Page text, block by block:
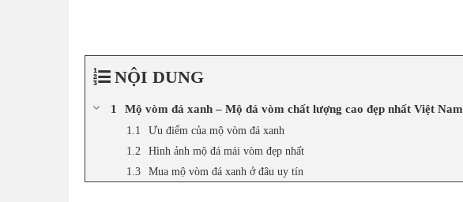
NỘI DUNG
Mộ vòm đá xanh – Mộ đá vòm chất lượng cao đẹp nhất Việt Nam
Ưu điểm của mộ vòm đá xanh
Hình ảnh mộ đá mái vòm đẹp nhất
Mua mộ vòm đá xanh ở đâu uy tín